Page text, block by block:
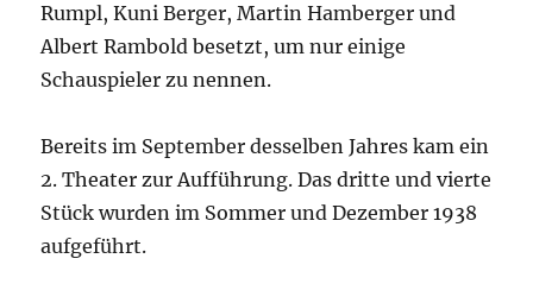
Rumpl, Kuni Berger, Martin Hamberger und
Albert Rambold besetzt, um nur einige
Schauspieler zu nennen.
Bereits im September desselben Jahres kam ein
2. Theater zur Aufführung. Das dritte und vierte
Stück wurden im Sommer und Dezember 1938
aufgeführt.